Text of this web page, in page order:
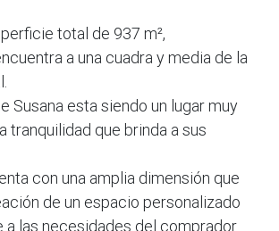
total de 937 m²,
a una cuadra y media de la
Susana esta siendo un lugar muy
tranquilidad que brinda a sus
con una amplia dimensión que
de un espacio personalizado
a las necesidades del comprador.